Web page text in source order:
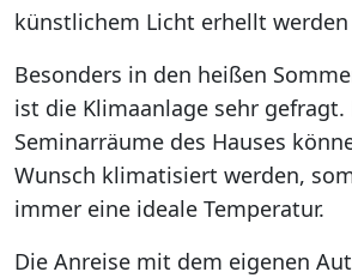
künstlichem Licht erhellt
Besonders in den heißen
ist die Klimaanlage sehr gefragt.
Seminarräume des Hauses
Wunsch klimatisiert werden,
immer eine ideale Temperatur.
Die Anreise mit dem eigenen